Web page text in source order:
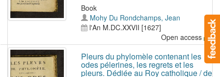
Book
Mohy Du Rondchamps, Jean
l'An M.DC.XXVII [1627]
Open access
Pleurs du phylomèle contenant les
odes pélerines, les regrets et les
pleurs. Dédiée au Roy catholique / de